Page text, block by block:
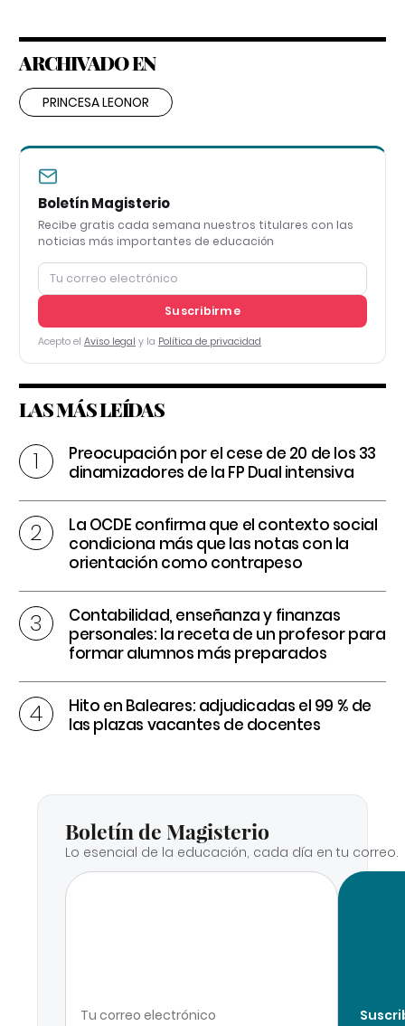
ARCHIVADO EN
PRINCESA LEONOR
Boletín Magisterio
Recibe gratis cada semana nuestros titulares con las
noticias más importantes de educación
Suscribirme
Acepto el Aviso legal y la Política de privacidad
LAS MÁS LEÍDAS
Preocupación por el cese de 20 de los 33
dinamizadores de la FP Dual intensiva
La OCDE confirma que el contexto social
condiciona más que las notas con la
orientación como contrapeso
Contabilidad, enseñanza y finanzas
personales: la receta de un profesor para
formar alumnos más preparados
Hito en Baleares: adjudicadas el 99 % de
las plazas vacantes de docentes
Boletín de Magisterio
Lo esencial de la educación, cada día en tu correo.